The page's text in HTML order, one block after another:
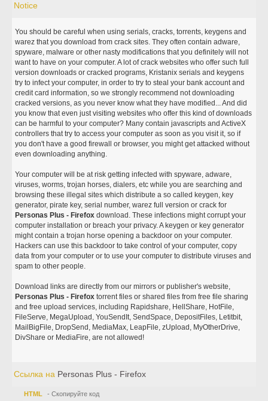
Notice
You should be careful when using serials, cracks, torrents, keygens and
warez that you download from crack sites. They often contain adware,
spyware, malware or other nasty modifications that you definitely will not
want to have on your computer. A lot of crack websites who offer such full
version downloads or cracked programs, Kristanix serials and keygens
try to infect your computer, in order to try to steal your bank account and
credit card information, so we strongly recommend not downloading
cracked versions, as you never know what they have modified... And did
you know that even just visiting websites who offer this kind of downloads
can be harmful to your computer? Many contain javascripts and ActiveX
controllers that try to access your computer as soon as you visit it, so if
you don't have a good firewall or browser, you might get attacked without
even downloading anything.
Your computer will be at risk getting infected with spyware, adware,
viruses, worms, trojan horses, dialers, etc while you are searching and
browsing these illegal sites which distribute a so called keygen, key
generator, pirate key, serial number, warez full version or crack for
Personas Plus - Firefox download. These infections might corrupt your
computer installation or breach your privacy. A keygen or key generator
might contain a trojan horse opening a backdoor on your computer.
Hackers can use this backdoor to take control of your computer, copy
data from your computer or to use your computer to distribute viruses and
spam to other people.
Download links are directly from our mirrors or publisher's website,
Personas Plus - Firefox torrent files or shared files from free file sharing
and free upload services, including Rapidshare, HellShare, HotFile,
FileServe, MegaUpload, YouSendIt, SendSpace, DepositFiles, Letitbit,
MailBigFile, DropSend, MediaMax, LeapFile, zUpload, MyOtherDrive,
DivShare or MediaFire, are not allowed!
Ссылка на Personas Plus - Firefox
HTML - Скопируйте код